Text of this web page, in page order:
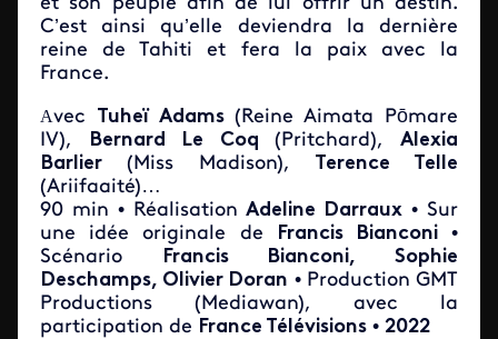
C’est ainsi qu’elle deviendra la dernière
reine de Tahiti et fera la paix avec la
France.
Avec Tuheï Adams(Reine Aimata Pōmare
IV), Bernard Le Coq (Pritchard),Alexia
Barlier (Miss Madison), Terence Telle
(Ariifaaité)…
90 min • RéalisationAdeline Darraux • Sur
une idée originale de
Francis Bianconi•
Scénario
Francis Bianconi, Sophie
Deschamps, Olivier Doran • Production GMT
Productions (Mediawan), avec la
participation de France Télévisions • 2022